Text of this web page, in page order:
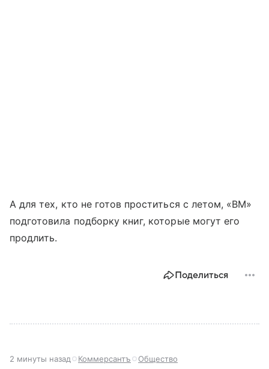
А для тех, кто не готов проститься с летом, «ВМ»
подготовила подборку книг, которые могут его
продлить.
Поделиться
2 минуты назад Коммерсантъ Общество